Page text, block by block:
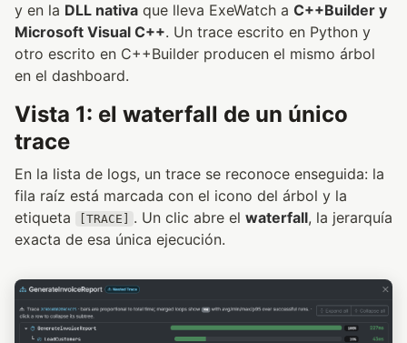
y en la DLL nativa que lleva ExeWatch a C++Builder y
Microsoft Visual C++. Un trace escrito en Python y
otro escrito en C++Builder producen el mismo árbol
en el dashboard.
Vista 1: el waterfall de un único
trace
En la lista de logs, un trace se reconoce enseguida: la
fila raíz está marcada con el icono del árbol y la
etiqueta
[TRACE] . Un clic abre el waterfall, la jerarquía
exacta de esa única ejecución.